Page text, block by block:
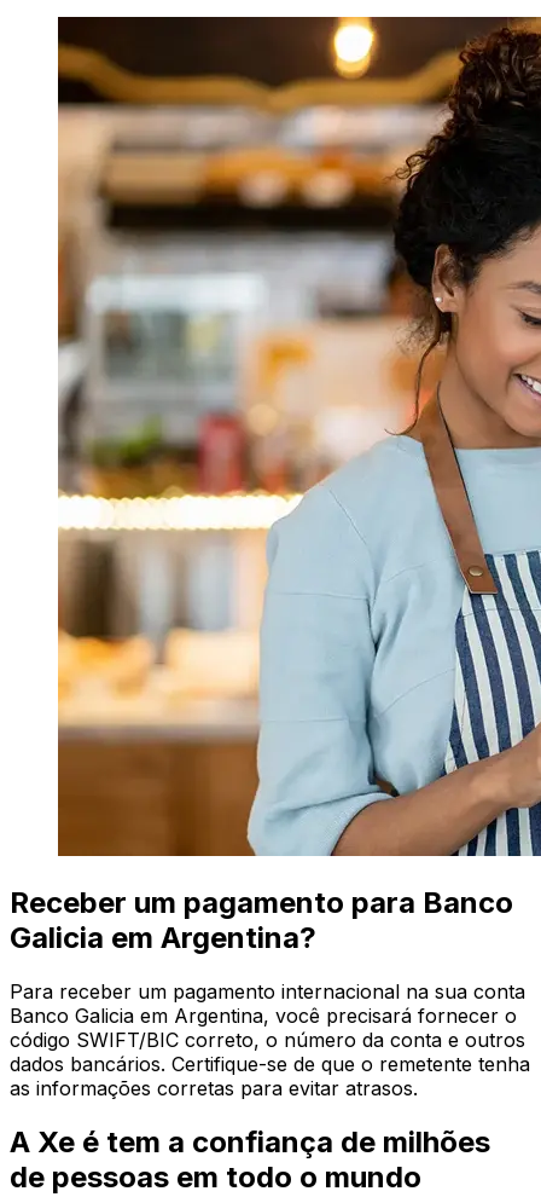
Receber um pagamento para Banco
Galicia em Argentina?
Para receber um pagamento internacional na sua conta
Banco Galicia em Argentina, você precisará fornecer o
código SWIFT/BIC correto, o número da conta e outros
dados bancários. Certifique-se de que o remetente tenha
as informações corretas para evitar atrasos.
A Xe é tem a confiança de milhões
de pessoas em todo o mundo